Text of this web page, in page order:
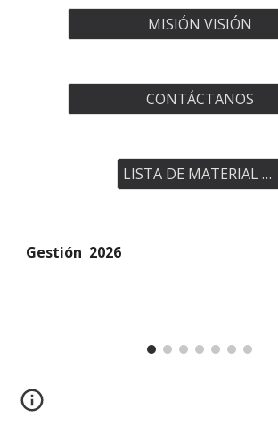
MISIÓN VISIÓN
CONTÁCTANOS
LISTA DE MATERIAL 2025
Gestión 2026